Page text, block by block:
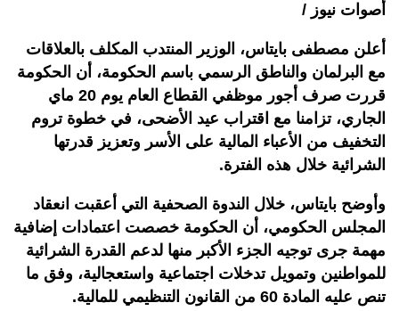
أصوات نيوز /
أعلن مصطفى بايتاس، الوزير المنتدب المكلف بالعلاقات
مع البرلمان والناطق الرسمي باسم الحكومة، أن الحكومة
قررت صرف أجور موظفي القطاع العام يوم 20 ماي
الجاري، تزامنا مع اقتراب عيد الأضحى، في خطوة تروم
التخفيف من الأعباء المالية على الأسر وتعزيز قدرتها
الشرائية خلال هذه الفترة.
وأوضح بايتاس، خلال الندوة الصحفية التي أعقبت انعقاد
المجلس الحكومي، أن الحكومة خصصت اعتمادات إضافية
مهمة جرى توجيه الجزء الأكبر منها لدعم القدرة الشرائية
للمواطنين وتمويل تدخلات اجتماعية واستعجالية، وفق ما
تنص عليه المادة 60 من القانون التنظيمي للمالية.